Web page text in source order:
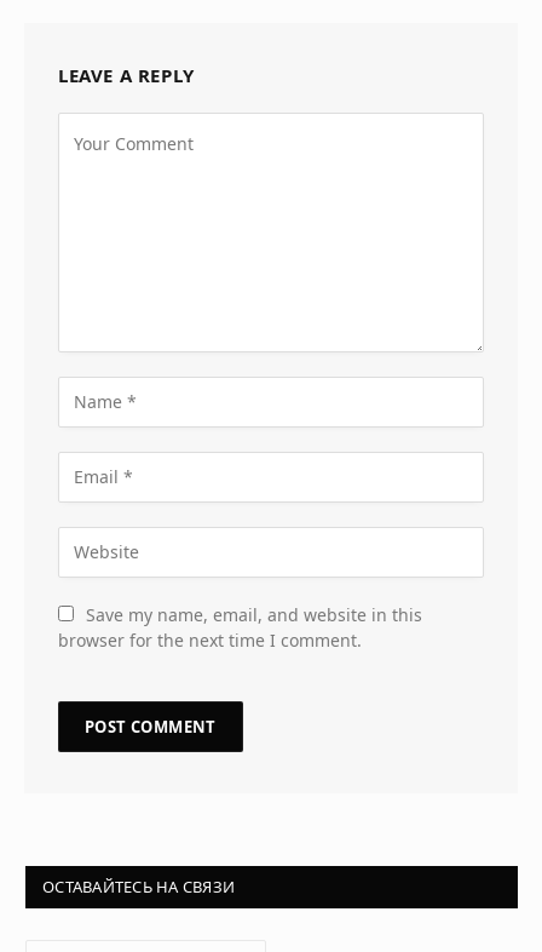
LEAVE A REPLY
Save my name, email, and website in this
browser for the next time I comment.
ОСТАВАЙТЕСЬ НА СВЯЗИ